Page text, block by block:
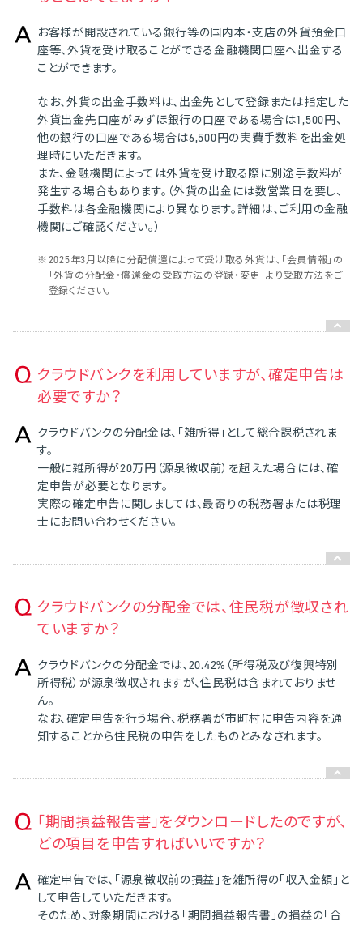
お客様が開設されている銀行等の国内本・支店の外貨預金口
座等、外貨を受け取ることができる金融機関口座へ出金する
ことができます。
なお、外貨の出金手数料は、出金先として登録または指定した
外貨出金先口座がみずほ銀行の口座である場合は1,500円、
他の銀行の口座である場合は6,500円の実費手数料を出金処
理時にいただきます。
また、金融機関によっては外貨を受け取る際に別途手数料が
発生する場合もあります。（外貨の出金には数営業日を要し、
手数料は各金融機関により異なります。詳細は、ご利用の金融
機関にご確認ください。）
※2025年3月以降に分配償還によって受け取る外貨は、「会員情報」の
「外貨の分配金・償還金の受取方法の登録・変更」より受取方法をご
登録ください。
クラウドバンクを利用していますが、確定申告は
必要ですか？
クラウドバンクの分配金は、「雑所得」として総合課税されま
す。
一般に雑所得が20万円（源泉徴収前）を超えた場合には、確
定申告が必要となります。
実際の確定申告に関しましては、最寄りの税務署または税理
士にお問い合わせください。
クラウドバンクの分配金では、住民税が徴収され
ていますか？
クラウドバンクの分配金では、20.42%（所得税及び復興特別
所得税）が源泉徴収されますが、住民税は含まれておりませ
ん。
なお、確定申告を行う場合、税務署が市町村に申告内容を通
知することから住民税の申告をしたものとみなされます。
「期間損益報告書」をダウンロードしたのですが、
どの項目を申告すればいいですか？
確定申告では、「源泉徴収前の損益」を雑所得の「収入金額」と
して申告していただきます。
そのため、対象期間における「期間損益報告書」の損益の「合